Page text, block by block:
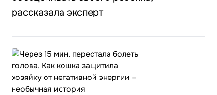
рассказала эксперт